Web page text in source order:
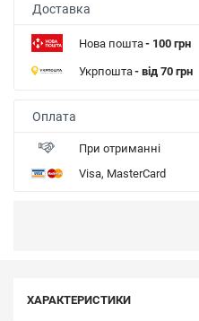
Доставка
Нова пошта- 100 грн
Укрпошта- від 70 грн
Оплата
При отриманні
Visa, MasterCard
ХАРАКТЕРИСТИКИ